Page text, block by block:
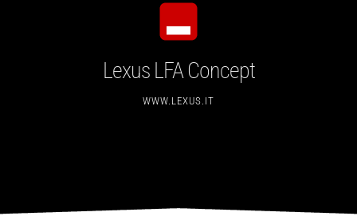
Lexus LFA Concept
WWW.LEXUS.IT